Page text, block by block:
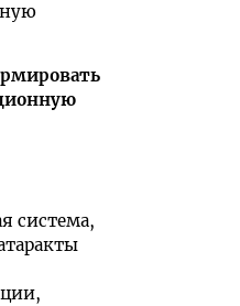
система,